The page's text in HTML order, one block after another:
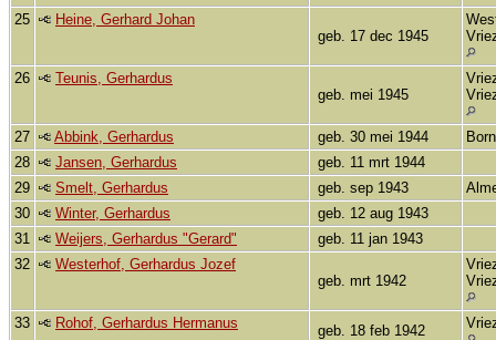
25
Heine, Gerhard Johan
geb. 17 dec 1945
26
Teunis, Gerhardus
geb. mei 1945
27 Abbink, Gerhardus geb. 30 mei 1944
28
Jansen, Gerhardus
geb. 11 mrt 1944
29
Smelt, Gerhardus geb. sep 1943
30
Winter, Gerhardus
geb. 12 aug 1943
31
Weijers, Gerhardus "Gerard"
geb. 11 jan 1943
32
Westerhof, Gerhardus Jozef
geb. mrt 1942
33 Rohof, Gerhardus Hermanus geb. 18 feb 1942